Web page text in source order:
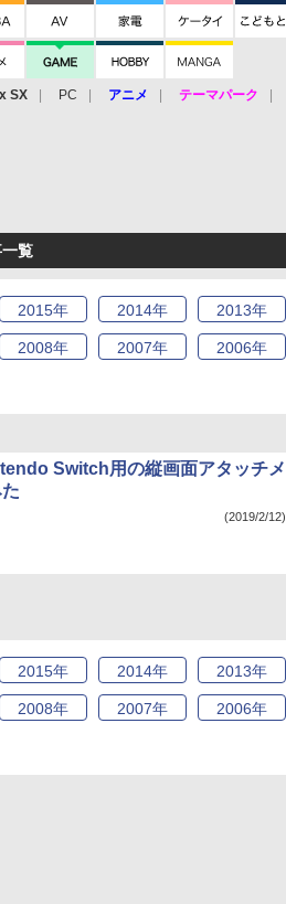
SX PC アニメ テーマパーク
覧
2015年 2014年 2013年
2008年 2007年 2006年
Switch用の縦画面アタッチメ
(2019/2/12)
2015年 2014年 2013年
2008年 2007年 2006年